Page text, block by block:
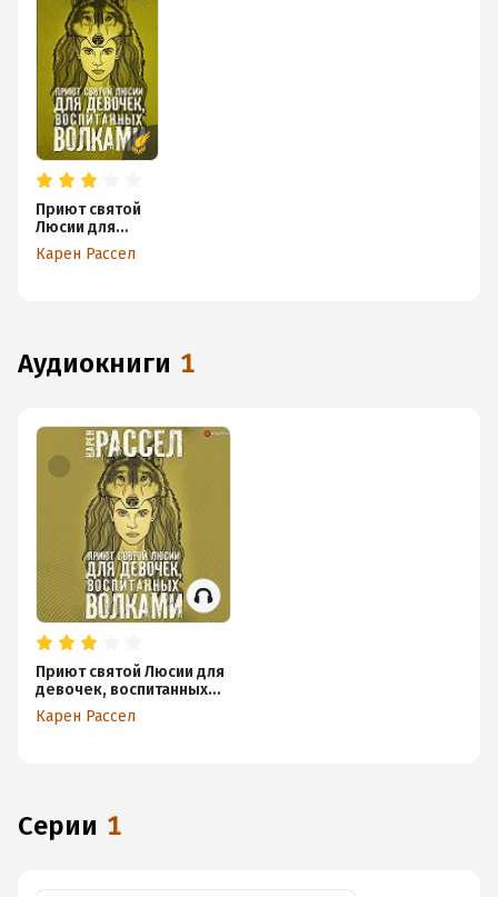
Приют святой
Люсии для
девочек,
воспитанных
Карен Рассел
аудиокниги 1
Приют святой Люсии для
девочек, воспитанных
волками
Карен Рассел
Серии 1